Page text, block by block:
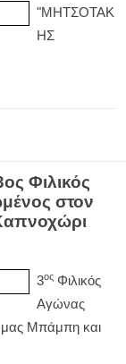
"ΜΗΤΣΟΤΑΚ
ΗΣ
Φιλικός
στον
3ος Φιλικός
Αγώνας
μας Μπάμπη και